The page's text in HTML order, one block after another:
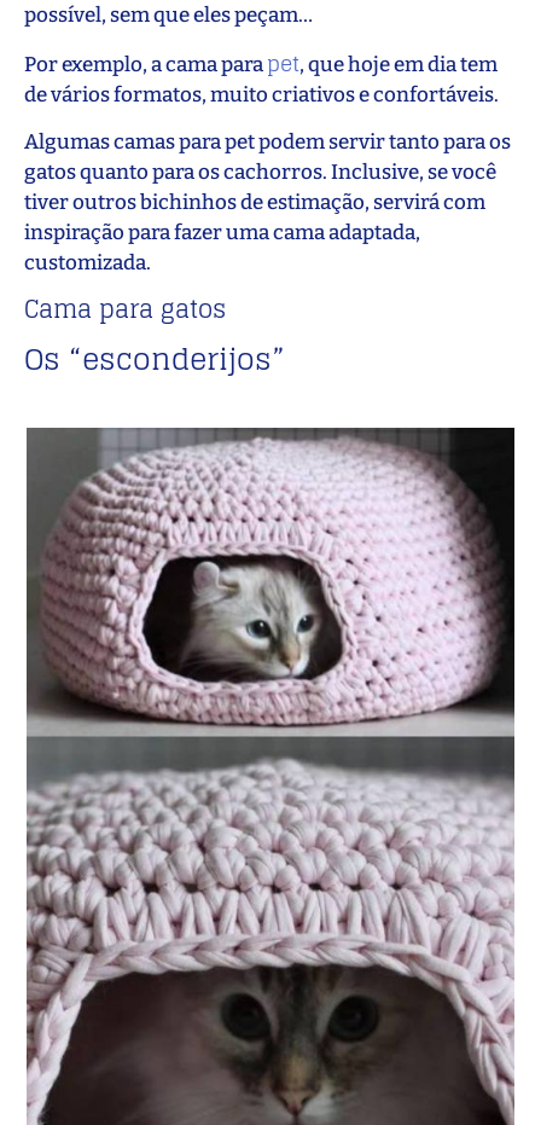
possível, sem que eles peçam…
Por exemplo, a cama parapet, que hoje em dia tem
de vários formatos, muito criativos e confortáveis.
Algumas camas para pet podem servir tanto para os
gatos quanto para os cachorros. Inclusive, se você
tiver outros bichinhos de estimação, servirá com
inspiração para fazer uma cama adaptada,
customizada.
Cama para gatos
Os “esconderijos”